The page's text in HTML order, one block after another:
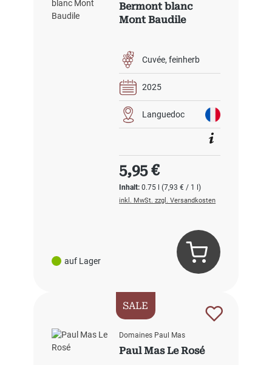
auf Lager
Bermont blanc
Mont Baudile
Cuvée feinherb
2025
Languedoc
Inhalt:0.75 l(7,93 € / 1 l)
Regulärer Preis:
5,95 €
inkl. MwSt. zzgl. Versandkosten
SALE
Domaines Paul Mas
Paul Mas Le Rosé